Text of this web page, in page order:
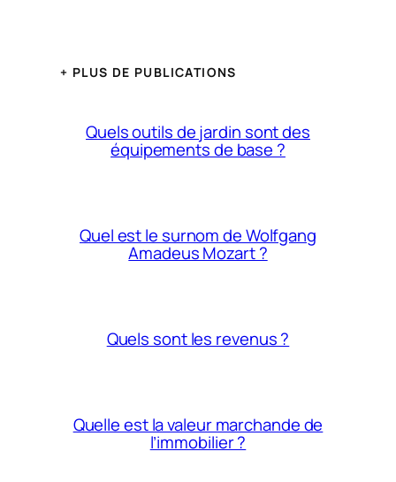
+ PLUS DE PUBLICATIONS
Quels outils de jardin sont des
équipements de base ?
Quel est le surnom de Wolfgang
Amadeus Mozart ?
Quels sont les revenus ?
Quelle est la valeur marchande de
l’immobilier ?